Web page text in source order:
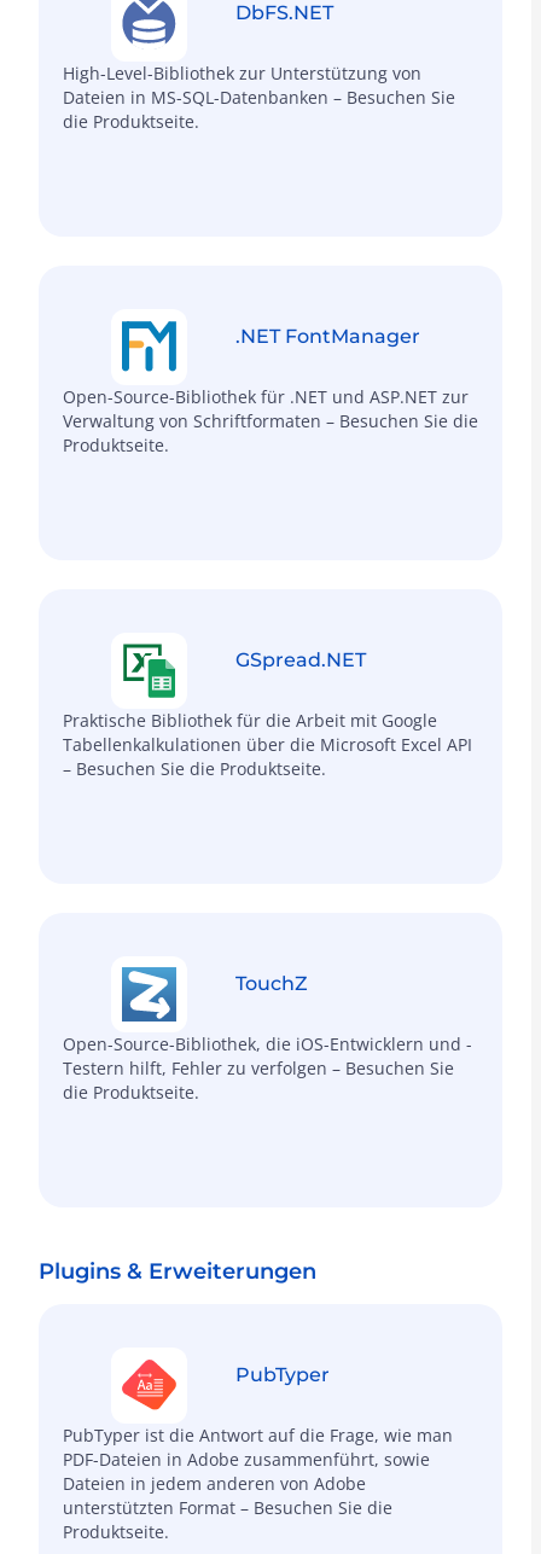
DbFS.NET
High-Level-Bibliothek zur Unterstützung von
Dateien in MS-SQL-Datenbanken – Besuchen Sie
die Produktseite.
.NET FontManager
Open-Source-Bibliothek für .NET und ASP.NET zur
Verwaltung von Schriftformaten – Besuchen Sie die
Produktseite.
GSpread.NET
Praktische Bibliothek für die Arbeit mit Google
Tabellenkalkulationen über die Microsoft Excel API
– Besuchen Sie die Produktseite.
TouchZ
Open-Source-Bibliothek, die iOS-Entwicklern und -
Testern hilft, Fehler zu verfolgen – Besuchen Sie
die Produktseite.
Plugins & Erweiterungen
PubTyper
PubTyper ist die Antwort auf die Frage, wie man
PDF-Dateien in Adobe zusammenführt, sowie
Dateien in jedem anderen von Adobe
unterstützten Format – Besuchen Sie die
Produktseite.